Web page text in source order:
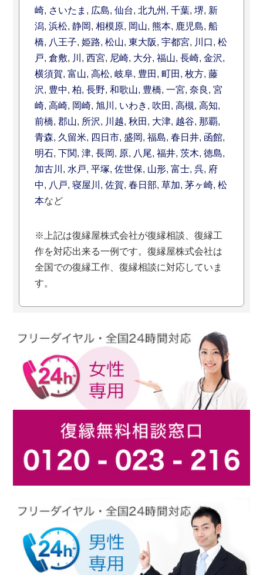
崎, さいたま , 広島, 仙台, 北九州 , 千葉, 堺, 新
潟, 浜松, 静岡, 相模原, 岡山, 熊本, 鹿児島, 船
橋, 八王子, 姫路, 松山, 東大阪, 宇都宮, 川口, 松
戸, 倉敷, 川 , 西宮, 尼崎, 大分, 福山, 長崎, 金沢,
横須賀, 富山, 高松, 岐阜, 豊田 , 町田 , 枚方, 藤
沢, 豊中, 柏, 長野, 和歌山, 豊橋, 一宮, 奈良 , 宮
崎, 高崎, 岡崎, 旭川 , いわき , 吹田 , 高槻, 高知,
前橋, 郡山, 所沢, 川越, 秋田 , 大津, 越谷, 那覇,
青森, 久留米, 四日市, 盛岡, 福島, 春日井, 函館,
明石, 下関, 津, 長岡, 原, 八尾, 福井, 茨木, 徳島,
加古川 , 水戸, 平塚, 佐世保, 山形, 富士, 呉, 府
中, 八戸, 寝屋川 , 佐賀, 春日部, 草加, 茅ヶ崎, 松
本など
※上記は復縁屋株式会社が復縁相談、復縁工
作を対応出来る一例です。復縁屋株式会社は
全国での復縁工作、復縁相談に対応していま
す。